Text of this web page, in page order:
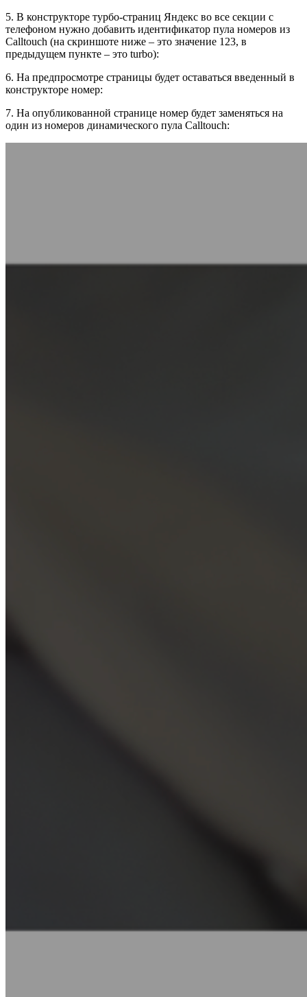
5. В конструкторе турбо-страниц Яндекс во все секции с
телефоном нужно добавить идентификатор пула номеров из
Calltouch (на скриншоте ниже – это значение 123, в
предыдущем пункте – это turbo):
6. На предпросмотре страницы будет оставаться введенный в
конструкторе номер:
7. На опубликованной странице номер будет заменяться на
один из номеров динамического пула Calltouch: